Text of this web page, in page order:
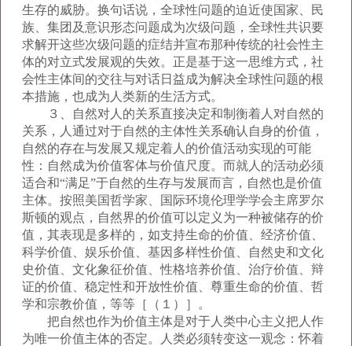
生存的威胁。换句话说，全球性问题的迫近使国家、民
族、集团及意识形态问题成为次级问题，全球性共识要
求解开这些次级问题的症结并宣布那种传统的社会性主
体的对立式发展观的失效。正是基于这一思维方式，社
会性主体间的交往与对话日益成为解决全球性问题的根
本措施，也成为人类新的生活方式。
３、自然对人的关系直接决定和制衡着人对自然的
关系，人通过对于自然的主体性关系确认自身的价值，
自然的存在与发展又规定着人的价值活动实现的可能
性：自然成为价值客体与价值尺度。而就人的活动必须
适合和“满足”于自然的生存与发展而言，自然也是价值
主体。按照美国哲学家、国际环境伦理学学会主席罗尔
斯顿的观点，自然界的价值可以定义为一种被储存的价
值，其表现是多样的，如支持生命的价值、经济价值、
科学价值、娱乐价值、基因多样性价值、自然史和文化
史价值、文化象征价值、性格培养价值、治疗价值、辩
证的价值、稳定性和开放性价值、尊重生命的价值、哲
学和宗教价值，等等［（１）］。
把自然也作为价值主体是对于人类中心主义把人作
为唯一价值主体的否定。人类必须转变这一观念：怀着